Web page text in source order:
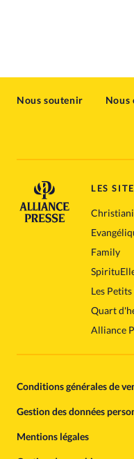
Nous soutenir Nous
LES
Family
Les
Quart
Alliance
Conditions générales de
Gestion des données
Mentions légales